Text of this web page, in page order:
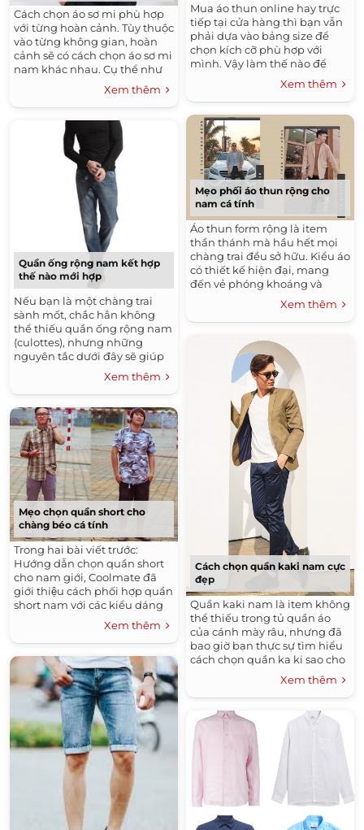
Cách chọn áo sơ mi phù hợp
với từng hoàn cảnh. Tùy thuộc
vào từng không gian, hoàn
cảnh sẽ có cách chọn áo sơ mi
nam khác nhau. Cụ thể như
Xem thêm
Quần ống rộng nam kết hợp
thế nào mới hợp
Nếu bạn là một chàng trai
sành mốt, chắc hẳn không
thể thiếu quần ống rộng nam
(culottes), nhưng những
nguyên tắc dưới đây sẽ giúp
bạn ghi điểm nhiều hơn với
phái nữ khi kết hợp mẫu
quần ống rộng với áo, giày tạo
ra một phong cách đầy cá
tính
Xem thêm
Mẹo chọn quần short cho
chàng béo cá tính
Trong hai bài viết trước:
Hướng dẫn chọn quần short
cho nam giới, Coolmate đã
giới thiệu cách phối hợp quần
short nam với các kiểu dáng
áo thời trang, vậy còn đối với
tất và giày, chúng ta nên phối
hợp với quần short nam như
thế nào có lẽ cũng là một câu
hỏi lớn. Vì vậy, Coolmate tham
khảo chuyên gia thời trang và
trong bài viết này sẽ gợi ý với
các bạn nam một số tip phối
đồ thật “chất”.
Xem thêm
Mua áo thun online hay trực
tiếp tại cửa hàng thì bạn vẫn
phải dựa vào bảng size để
chọn kích cỡ phù hợp với
mình. Vậy làm thế nào để
chọn đúng size khi mua áo
thun? Hãy cùng tham khảo
ngay cách chọn size áo thun
nam theo chiều cao và cân
nặng đúng chuẩn sau đây.
Xem thêm
Mẹo phối áo thun rộng cho
nam cá tính
Áo thun form rộng là item
thần thánh mà hầu hết mọi
chàng trai đều sở hữu. Kiểu áo
có thiết kế hiện đại, mang
đến vẻ phóng khoáng và
năng động không kém phần.
Hơn thế nữa, áo thun form
rộng còn có thể mix cùng rất
nhiều item khác nhau. Bạn
muốn trở nên ấn tượng hơn
với những set đồ cùng áo
thun form rộng? Tham khảo
ngay 5 cách phối đồ với áo
thun form rộng nam trong bài
viết và sẵn sàng tạo điểm
nhấn nào.
Xem thêm
Cách chọn quần kaki nam cực
đẹp
Quần kaki nam là item không
thể thiếu trong tủ quần áo
của cánh mày râu, nhưng đã
bao giờ bạn thực sự tìm hiểu
cách chọn quần ka ki sao cho
chuẩn chưa? Sau đây, chúng
tôi sẽ giới thiệu đến bạn cách
chọn loại quần đa dụng
chuẩn qua từng bước như
sau.
Xem thêm